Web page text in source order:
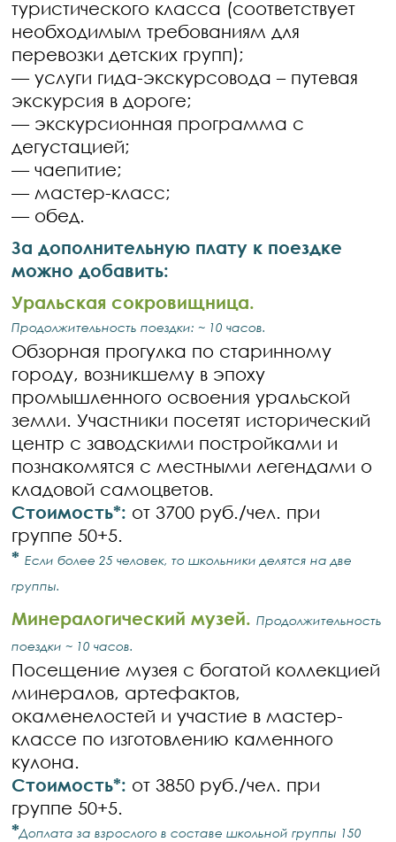
туристического класса (соответствует
необходимым требованиям для
перевозки детских групп);
— услуги гида-экскурсовода – путевая
экскурсия в дороге;
— экскурсионная программа с
дегустацией;
— чаепитие;
— мастер-класс;
— обед.
За дополнительную плату к поездке
можно добавить:
Уральская сокровищница.
Продолжительность поездки: ~ 10 часов.
Обзорная прогулка по старинному
городу, возникшему в эпоху
промышленного освоения уральской
земли. Участники посетят исторический
центр с заводскими постройками и
познакомятся с местными легендами о
кладовой самоцветов.
Стоимость*: от 3700 руб./чел. при
группе 50+5.
*Если более 25 человек, то школьники делятся на две
группы.
Минералогический музей. Продолжительность
поездки ~ 10 часов.
Посещение музея с богатой коллекцией
минералов, артефактов,
окаменелостей и участие в мастер-
классе по изготовлению каменного
кулона.
Стоимость*: от 3850 руб./чел. при
группе 50+5.
*Доплата за взрослого в составе школьной группы 150